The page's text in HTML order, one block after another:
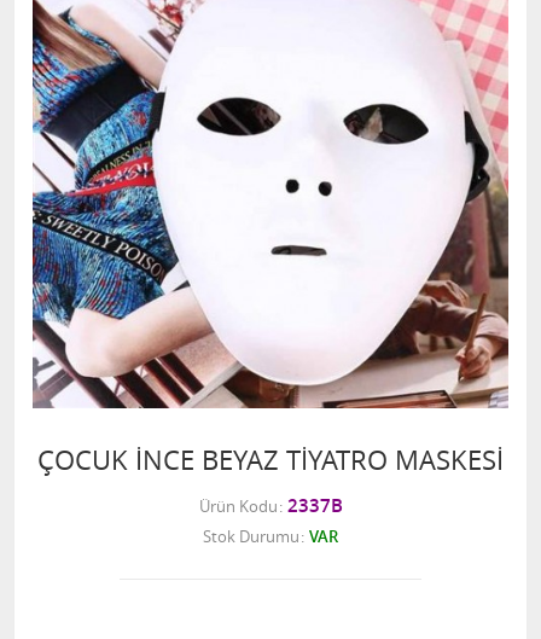
ÇOCUK İNCE BEYAZ TİYATRO MASKESİ
Ürün Kodu 2337B
Stok Durumu VAR